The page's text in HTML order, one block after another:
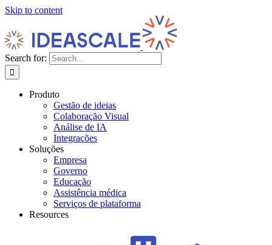
Skip to content
Search for:
Produto
Gestão de ideias
Colaboração Visual
Análise de IA
Integrações
Soluções
Empresa
Governo
Educação
Assistência médica
Serviços de plataforma
Resources